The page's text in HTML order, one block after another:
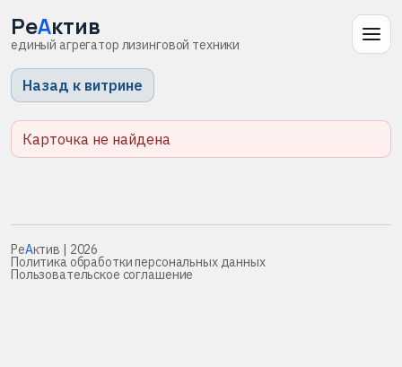
РеАктив
единый агрегатор лизинговой техники
Назад к витрине
Карточка не найдена
РеАктив | 2026
Политика обработки персональных данных
Пользовательское соглашение